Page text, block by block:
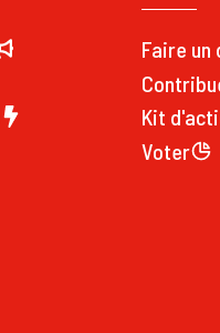
Faire un
Kit
Voter